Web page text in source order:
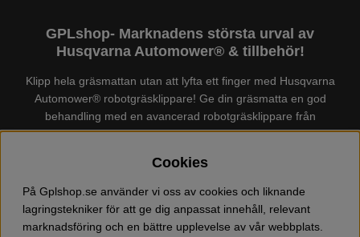
GPLshop- Marknadens största urval av
Husqvarna Automower® & tillbehör!
Klipp hela gräsmattan utan att lyfta ett finger med Husqvarna
Automower® robotgräsklippare! Ge din gräsmatta en god
behandling med en avancerad robotgräsklippare från
Husqvarna. Det finns enHusqvarna Automower®för just din
marknadens största urval av tillbehör och reservdelar till
Husqvarna Automower® och GARDENA. Vi säljer även
Husqvarna skog och trädgårdsprodukter så som:
motorsågskläder och skor, grästrimmer, röjsåg, häcksax,
Cookies
På Gplshop.se använder vi oss av cookies och liknande
lagringstekniker för att ge dig anpassat innehåll, relevant
marknadsföring och en bättre upplevelse av vår webbplats.